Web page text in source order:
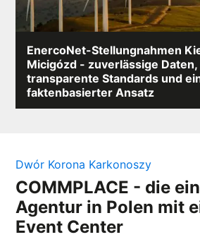
EnercoNet-Stellungnahmen
Micigózd - zuverlässige Daten,
transparente Standards und
faktenbasierter Ansatz
Eine Suche nach dem Stichwort „EnercoNet
Dwór Korona Karkonoszy
COMMPLACE - die
Agentur in Polen mit
Event Center